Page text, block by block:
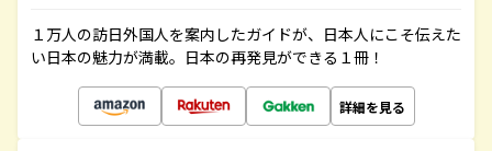
１万人の訪日外国人を案内したガイドが、日本人にこそ伝えた
い日本の魅力が満載。日本の再発見ができる１冊！
詳細を見る